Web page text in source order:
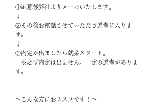
①応募後弊社よりメールいたします。
↓
②その後お電話させていただき選考に入りま
す。
↓
③内定が出ましたら就業スタート。
※必ず内定は出ません。一定の選考がありま
す。
～こんな方におススメです！～